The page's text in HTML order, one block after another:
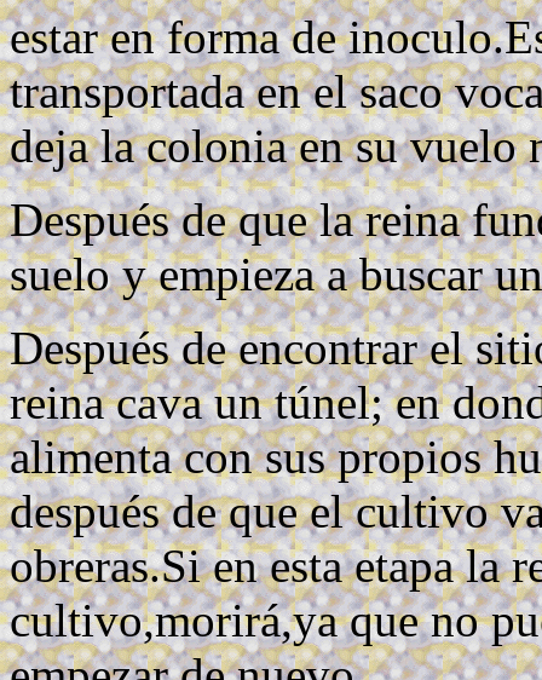
estar en forma de
transportada en el saco
deja la colonia en su vuelo
Después de que la reina
suelo y empieza a buscar
Después de encontrar el
reina cava un túnel; en
alimenta con sus propios
después de que el cultivo
obreras.Si en esta etapa la
cultivo,morirá,ya que no